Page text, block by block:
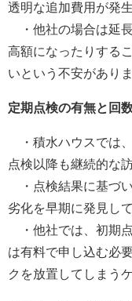
透明な追加費用が発
・他社の場合は延
高額になったりする
いという不安がありま
定期点検の有無と回
・積水ハウスでは
点検以降も継続的な
・点検結果に基づ
劣化を早期に発見し
・他社では、初期
は有料で申し込む必
クを放置してしまう